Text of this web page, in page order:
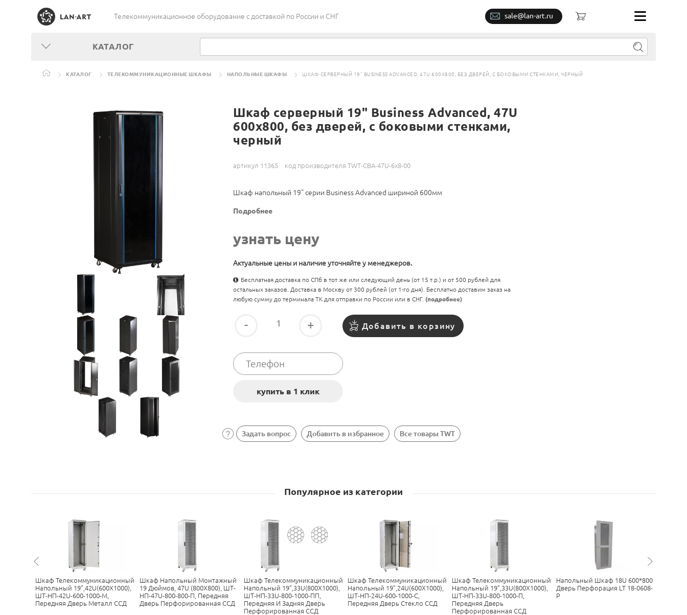
Телекоммуникационное оборудование c доставкой по России и СНГ sale@lan-art.ru
КАТАЛОГ
КАТАЛОГ ТЕЛЕКОММУНИКАЦИОННЫЕ ШКАФЫ НАПОЛЬНЫЕ ШКАФЫ ШКАФ СЕРВЕРНЫЙ 19" BUSINESS ADVANCED, 47U 600X800, БЕЗ ДВЕРЕЙ, С БОКОВЫМИ СТЕНКАМИ, ЧЕРНЫЙ
Шкаф серверный 19" Business Advanced, 47U
600x800, без дверей, с боковыми стенками,
черный
артикул 11365 код производителя TWT-CBA-47U-6x8-00
Шкаф напольный 19" серии Business Advanced шириной 600мм
Подробнее
узнать цену
Актуальные цены и наличие уточняйте у менеджеров.
Бесплатная доставка по СПб в тот же или следующий день (от 15 т.р.) и от 500 рублей для
остальных заказов. Доставка в Москву от 300 рублей (от 1-го дня). Бесплатно доставим заказ на
любую сумму до терминала ТК для отправки по России или в СНГ. (подробнее)
- + Добавить в корзину
Задать вопрос Добавить в избранное Все товары TWT
Популярное из категории
Шкаф Телекоммуникационный
Напольный 19”,42U(600X1000),
ШТ-НП-42U-600-1000-М,
Передняя Дверь Металл ССД
Шкаф Напольный Монтажный
19 Дюймов, 47U (800X800), ШТ-
НП-47U-800-800-П, Передняя
Дверь Перфорированная ССД
Шкаф Телекоммуникационный
Напольный 19”,33U(800X1000),
ШТ-НП-33U-800-1000-ПП,
Передняя И Задняя Дверь
Перфорированная ССД
Шкаф Телекоммуникационный
Напольный 19”,24U(600X1000),
ШТ-НП-24U-600-1000-С,
Передняя Дверь Стекло ССД
Шкаф Телекоммуникационный
Напольный 19”,33U(800X1000),
ШТ-НП-33U-800-1000-П,
Передняя Дверь
Перфорированная ССД
Напольный Шкаф 18U 600*800
Дверь Перфорация LT 18-0608-
P